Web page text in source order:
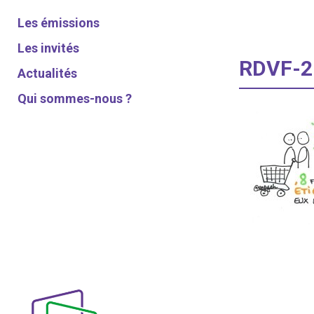
Les émissions
Les invités
Actualités
Qui sommes-nous ?
RDVF-